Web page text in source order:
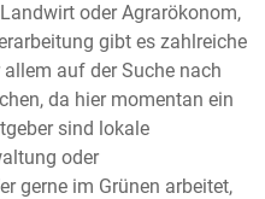
oder Agrarökonom,
gibt es zahlreiche
auf der Suche nach
da hier momentan ein
sind lokale
oder
gerne im Grünen arbeitet,